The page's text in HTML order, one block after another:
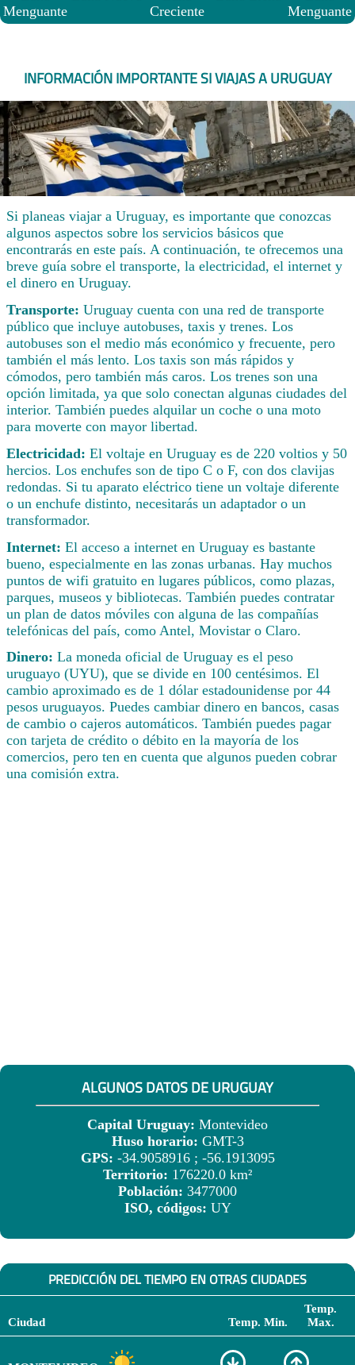
Menguante
Creciente
Menguante
INFORMACIÓN IMPORTANTE SI VIAJAS A URUGUAY
Si planeas viajar a Uruguay, es importante que conozcas
algunos aspectos sobre los servicios básicos que
encontrarás en este país. A continuación, te ofrecemos una
breve guía sobre el transporte, la electricidad, el internet y
el dinero en Uruguay.
Transporte: Uruguay cuenta con una red de transporte
público que incluye autobuses, taxis y trenes. Los
autobuses son el medio más económico y frecuente, pero
también el más lento. Los taxis son más rápidos y
cómodos, pero también más caros. Los trenes son una
opción limitada, ya que solo conectan algunas ciudades del
interior. También puedes alquilar un coche o una moto
para moverte con mayor libertad.
Electricidad: El voltaje en Uruguay es de 220 voltios y 50
hercios. Los enchufes son de tipo C o F, con dos clavijas
redondas. Si tu aparato eléctrico tiene un voltaje diferente
o un enchufe distinto, necesitarás un adaptador o un
transformador.
Internet: El acceso a internet en Uruguay es bastante
bueno, especialmente en las zonas urbanas. Hay muchos
puntos de wifi gratuito en lugares públicos, como plazas,
parques, museos y bibliotecas. También puedes contratar
un plan de datos móviles con alguna de las compañías
telefónicas del país, como Antel, Movistar o Claro.
Dinero: La moneda oficial de Uruguay es el peso
uruguayo (UYU), que se divide en 100 centésimos. El
cambio aproximado es de 1 dólar estadounidense por 44
pesos uruguayos. Puedes cambiar dinero en bancos, casas
de cambio o cajeros automáticos. También puedes pagar
con tarjeta de crédito o débito en la mayoría de los
comercios, pero ten en cuenta que algunos pueden cobrar
una comisión extra.
ALGUNOS DATOS DE URUGUAY
Capital Uruguay: Montevideo
Huso horario: GMT-3
GPS: -34.9058916 ; -56.1913095
Territorio: 176220.0 km²
Población: 3477000
ISO, códigos: UY
PREDICCIÓN DEL TIEMPO EN OTRAS CIUDADES
Ciudad Temp. Min.
Temp.
Max.